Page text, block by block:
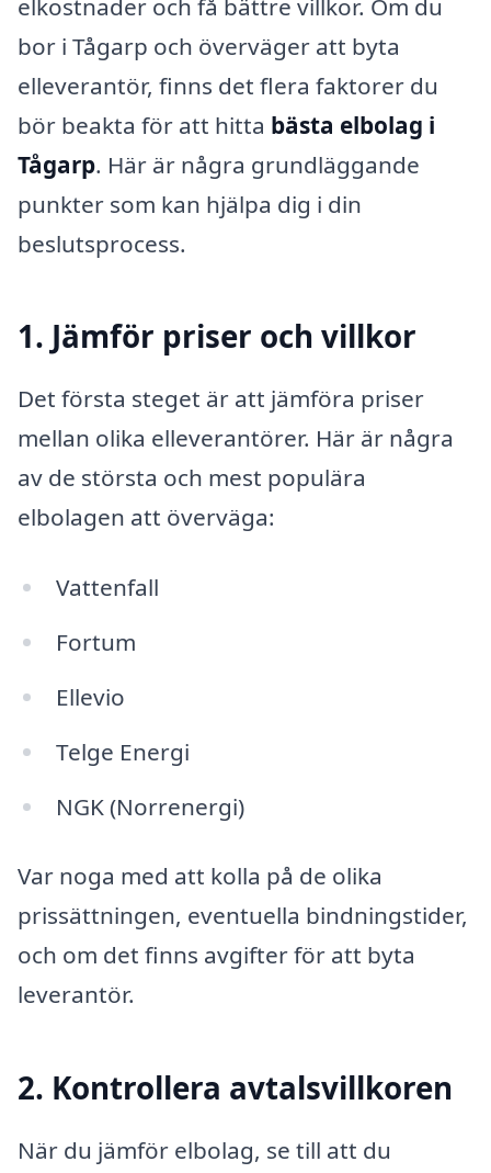
elkostnader och få bättre villkor. Om du
bor i Tågarp och överväger att byta
elleverantör, finns det flera faktorer du
bör beakta för att hitta bästa elbolag i
Tågarp. Här är några grundläggande
punkter som kan hjälpa dig i din
beslutsprocess.
1. Jämför priser och villkor
Det första steget är att jämföra priser
mellan olika elleverantörer. Här är några
av de största och mest populära
elbolagen att överväga:
Vattenfall
Fortum
Ellevio
Telge Energi
NGK (Norrenergi)
Var noga med att kolla på de olika
prissättningen, eventuella bindningstider,
och om det finns avgifter för att byta
leverantör.
2. Kontrollera avtalsvillkoren
När du jämför elbolag, se till att du